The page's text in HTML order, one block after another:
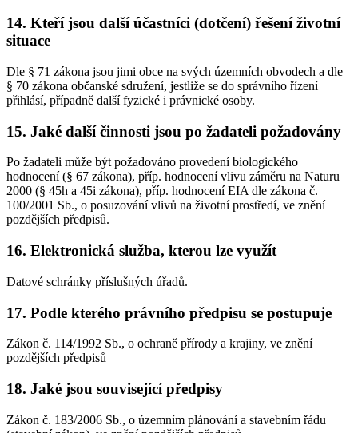
14. Kteří jsou další účastníci (dotčení) řešení životní
situace
Dle § 71 zákona jsou jimi obce na svých územních obvodech a dle
§ 70 zákona občanské sdružení, jestliže se do správního řízení
přihlásí, případně další fyzické i právnické osoby.
15. Jaké další činnosti jsou po žadateli požadovány
Po žadateli může být požadováno provedení biologického
hodnocení (§ 67 zákona), příp. hodnocení vlivu záměru na Naturu
2000 (§ 45h a 45i zákona), příp. hodnocení EIA dle zákona č.
100/2001 Sb., o posuzování vlivů na životní prostředí, ve znění
pozdějších předpisů.
16. Elektronická služba, kterou lze využít
Datové schránky příslušných úřadů.
17. Podle kterého právního předpisu se postupuje
Zákon č. 114/1992 Sb., o ochraně přírody a krajiny, ve znění
pozdějších předpisů
18. Jaké jsou související předpisy
Zákon č. 183/2006 Sb., o územním plánování a stavebním řádu